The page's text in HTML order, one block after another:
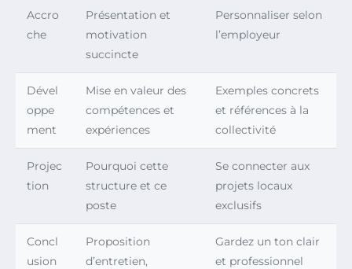
Accro
che
Présentation et
motivation
succincte
Personnaliser selon
l’employeur
Dével
oppe
ment
Mise en valeur des
compétences et
expériences
Exemples concrets
et références à la
collectivité
Projec
tion
Pourquoi cette
structure et ce
poste
Se connecter aux
projets locaux
exclusifs
Concl
usion
Proposition
d’entretien,
Gardez un ton clair
et professionnel